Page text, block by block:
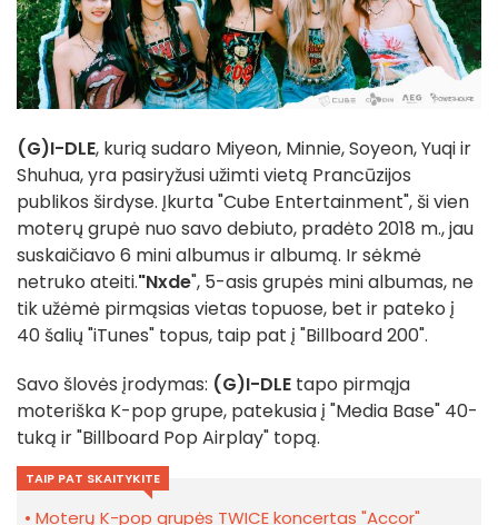
(G)I-DLE, kurią sudaro Miyeon, Minnie, Soyeon, Yuqi ir
Shuhua, yra pasiryžusi užimti vietą Prancūzijos
publikos širdyse. Įkurta "Cube Entertainment", ši vien
moterų grupė nuo savo debiuto, pradėto 2018 m., jau
suskaičiavo 6 mini albumus ir albumą. Ir sėkmė
netruko ateiti."Nxde", 5-asis grupės mini albumas, ne
tik užėmė pirmąsias vietas topuose, bet ir pateko į
40 šalių "iTunes" topus, taip pat į "Billboard 200".
Savo šlovės įrodymas: (G)I-DLE tapo pirmąja
moteriška K-pop grupe, patekusia į "Media Base" 40-
tuką ir "Billboard Pop Airplay" topą.
TAIP PAT SKAITYKITE
Moterų K-pop grupės TWICE koncertas "Accor"